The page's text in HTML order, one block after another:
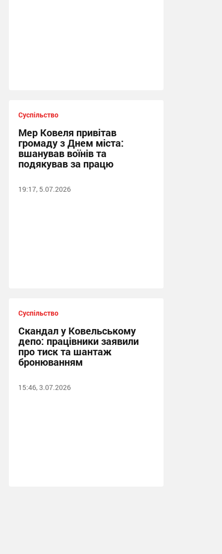
Суспільство
Мер Ковеля привітав
громаду з Днем міста:
вшанував воїнів та
подякував за працю
19:17, 5.07.2026
Суспільство
Скандал у Ковельському
депо: працівники заявили
про тиск та шантаж
бронюванням
15:46, 3.07.2026